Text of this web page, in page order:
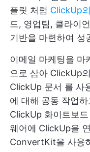
플릿 처럼 ClickUp
드, 영업팀, 클라이
기반을 마련하여 성
이메일 마케팅을 마
으로 삼아 ClickUp
ClickUp 문서 를 사
에 대해 공동 작업
ClickUp 화이트보드
웨어에 ClickUp을
ConvertKit을 사용